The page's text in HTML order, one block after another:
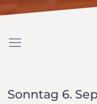
Sonntag 6.